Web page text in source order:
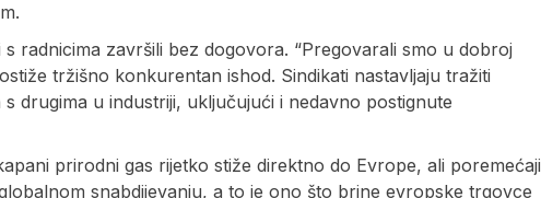
radnicima završili bez dogovora. “Pregovarali smo u dobroj
tržišno konkurentan ishod. Sindikati nastavljaju tražiti
drugima u industriji, uključujući i nedavno postignute
prirodni gas rijetko stiže direktno do Evrope, ali poremećaji
snabdijevanju, a to je ono što brine evropske trgovce